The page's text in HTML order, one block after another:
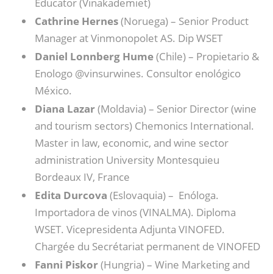
Cathrine Hernes(Noruega) – Senior Product
Manager at Vinmonopolet AS. Dip WSET
Daniel Lonnberg Hume(Chile) – Propietario &
Enologo @vinsurwines. Consultor enológico
México.
Diana Lazar(Moldavia) – Senior Director (wine
and tourism sectors) Chemonics International.
Master in law, economic, and wine sector
administration University Montesquieu
Bordeaux IV, France
Edita Durcova (Eslovaquia) – Enóloga.
Importadora de vinos (VINALMA). Diploma
WSET. Vicepresidenta Adjunta VINOFED.
Chargée du Secrétariat permanent de VINOFED
Fanni Piskor(Hungria) – Wine Marketing and